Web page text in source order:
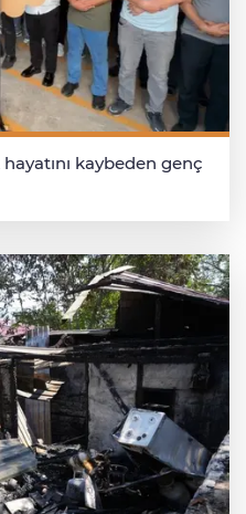
kaybeden genç